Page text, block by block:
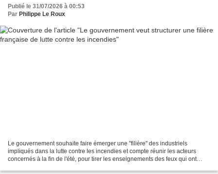
Publié le 31/07/2026 à 00:53
Par Philippe Le Roux
Le gouvernement souhaite faire émerger une "filière" des industriels
impliqués dans la lutte contre les incendies et compte réunir les acteurs
concernés à la fin de l'été, pour tirer les enseignements des feux qui ont